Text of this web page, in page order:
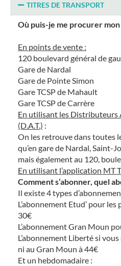
TITRES DE TRANSPORT
Où puis-je me procurer
En points de vente :
120 boulevard général de
Gare de Nardal
Gare de Pointe Simon
Gare TCSP de Mahault
Gare TCSP de Carrère
En utilisant les Distributeurs
(D.A.T.) :
On les retrouve dans toutes
qu’en gare de Nardal, Saint-
mais également au 120,
En utilisant l’application MT
Comment s’abonner, quel
Il existe 4 types
L’abonnement Etud’ pour
30€
L’abonnement Gran Moun
L’abonnement Liberté si vous
ni au Gran Moun à 44€
Et un hebdomadaire :